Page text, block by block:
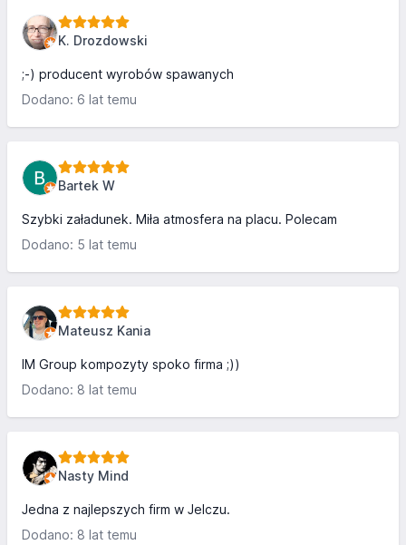
K. Drozdowski
;-) producent wyrobów spawanych
Dodano: 6 lat temu
Bartek W
Szybki załadunek. Miła atmosfera na placu. Polecam
Dodano: 5 lat temu
Mateusz Kania
IM Group kompozyty spoko firma ;))
Dodano: 8 lat temu
Nasty Mind
Jedna z najlepszych firm w Jelczu.
Dodano: 8 lat temu